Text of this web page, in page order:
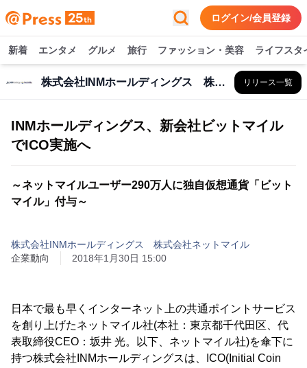
ログイン/会員登録
新着 エンタメ グルメ 旅行 ファッション・美容 ライフスタ
株式会社INMホールディングス 株式会社ネットマイル リリース一覧
INMホールディングス、新会社ビットマイル
でICO実施へ
～ネットマイルユーザー290万人に独自仮想通貨「ビット
マイル」付与～
株式会社INMホールディングス 株式会社ネットマイル
企業動向
2018年1月30日 15:00
日本で最も早くインターネット上の共通ポイントサービス
を創り上げたネットマイル社(本社：東京都千代田区、代
表取締役CEO：坂井 光。以下、ネットマイル社)を傘下に
持つ株式会社INMホールディングスは、ICO(Initial Coin